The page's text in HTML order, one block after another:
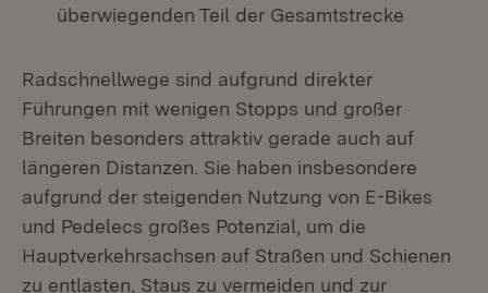
überwiegenden Teil der Gesamtstrecke
Radschnellwege sind aufgrund direkter
Führungen mit wenigen Stopps und großer
Breiten besonders attraktiv gerade auch auf
längeren Distanzen. Sie haben insbesondere
aufgrund der steigenden Nutzung von E-Bikes
und Pedelecs großes Potenzial, um die
Hauptverkehrsachsen auf Straßen und Schienen
zu entlasten, Staus zu vermeiden und zur